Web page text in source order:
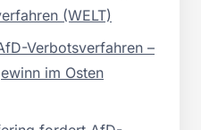
(WELT)
Verbotsverfahren –
im Osten